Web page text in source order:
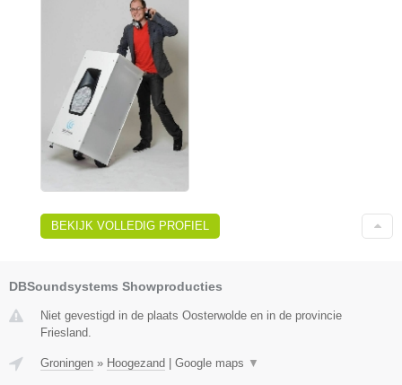
BEKIJK VOLLEDIG PROFIEL
DBSoundsystems Showproducties
Niet gevestigd in de plaats Oosterwolde en in de provincie
Friesland.
Groningen » Hoogezand Google maps ▼